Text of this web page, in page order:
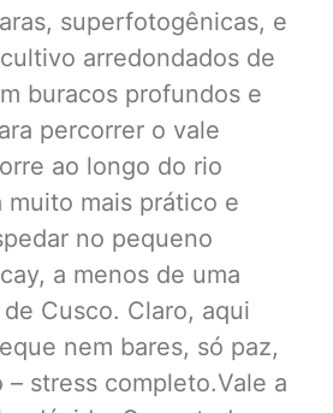
superfotogênicas, e
arredondados de
buracos profundos e
percorrer o vale
ao longo do rio
muito mais prático e
no pequeno
a menos de uma
Cusco. Claro, aqui
nem bares, só paz,
– stress completo.Vale a